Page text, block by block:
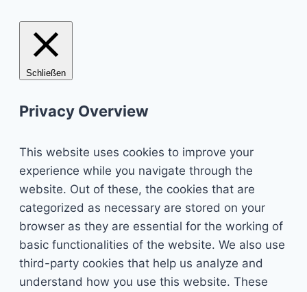
Schließen
Privacy Overview
This website uses cookies to improve your
experience while you navigate through the
website. Out of these, the cookies that are
categorized as necessary are stored on your
browser as they are essential for the working of
basic functionalities of the website. We also use
third-party cookies that help us analyze and
understand how you use this website. These